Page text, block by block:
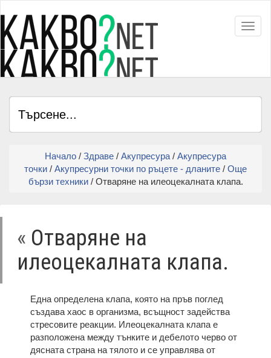
Начало / Здраве / Акупресура / Акупресура
точки / Акупресурни точки по ръцете - дланите / Още
бързи техники/ Отваряне на илеоцекалната клапа.
« Отваряне на
илеоцекалната клапа.
Една определена клапа, която на пръв поглед
създава хаос в организма, всъщност задейства
стресовите реакции. Илеоцекалната клапа е
разположена между тънките и дебелото черво от
дясната страна на тялото и се управлява от